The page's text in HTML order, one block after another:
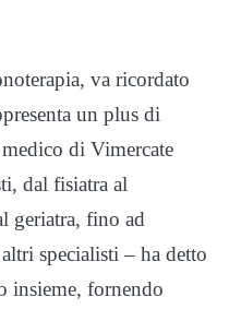
va ricordato
un plus di
di Vimercate
dal fisiatra al
geriatra, fino ad
specialisti – ha detto
insieme, fornendo